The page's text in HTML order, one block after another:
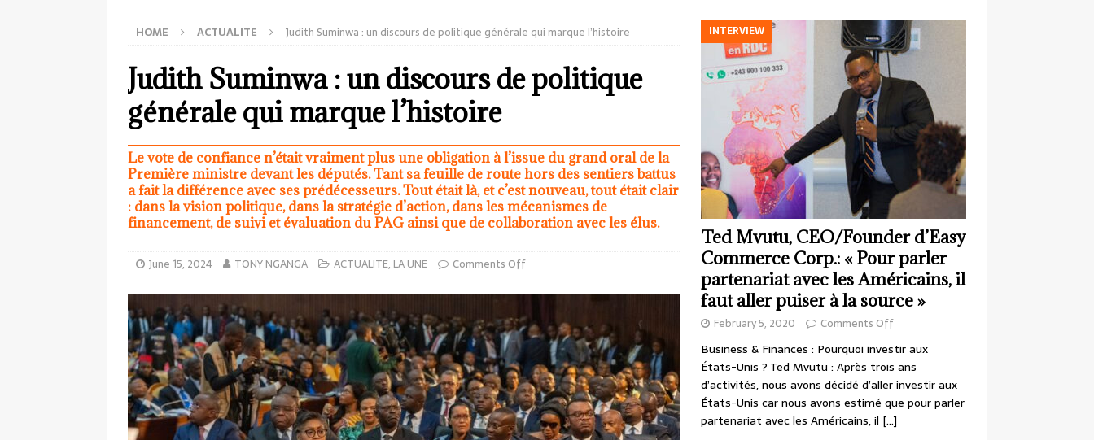
HOME ACTUALITE Judith Suminwa : un discours de politique générale qui marque l’histoire
Judith Suminwa : un discours de politique
générale qui marque l’histoire
Le vote de confiance n’était vraiment plus une obligation à l’issue du grand oral de la
Première ministre devant les députés. Tant sa feuille de route hors des sentiers battus
a fait la différence avec ses prédécesseurs. Tout était là, et c’est nouveau, tout était clair
: dans la vision politique, dans la stratégie d’action, dans les mécanismes de
financement, de suivi et évaluation du PAG ainsi que de collaboration avec les élus.
June 15, 2024 TONY NGANGA ACTUALITE, LA UNE Comments Off
INTERVIEW
Ted Mvutu, CEO/Founder d’Easy
Commerce Corp.: « Pour parler
partenariat avec les Américains, il
faut aller puiser à la source »
February 5, 2020 Comments Off
Business & Finances : Pourquoi investir aux
États-Unis ? Ted Mvutu : Après trois ans
d’activités, nous avons décidé d’aller investir aux
États-Unis car nous avons estimé que pour parler
partenariat avec les Américains, il […]